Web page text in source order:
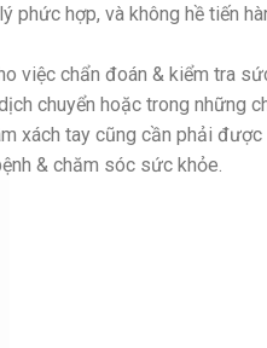
phức hợp, và không hề tiến
việc chẩn đoán & kiểm tra
chuyển hoặc trong những
xách tay cũng cần phải được
& chăm sóc sức khỏe.